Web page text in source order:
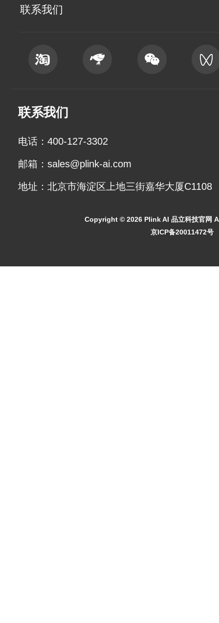
联系我们
联系我们
电话：400-127-3302
邮箱：sales@plink-ai.com
地址：北京市海淀区上地三街嘉华大厦C1108
Copyright © 2026 Plink AI 品立科技官网
京ICP备20011472号